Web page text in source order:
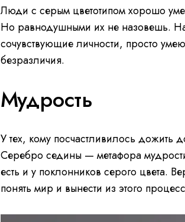
Люди с серым цветотипом хорошо
Но равнодушными их не назовешь.
сочувствующие личности, просто
безразличия.
Мудрость
У тех, кому посчастливилось дожить
Серебро седины — метафора
есть и у поклонников серого цвета.
понять мир и вынести из этого